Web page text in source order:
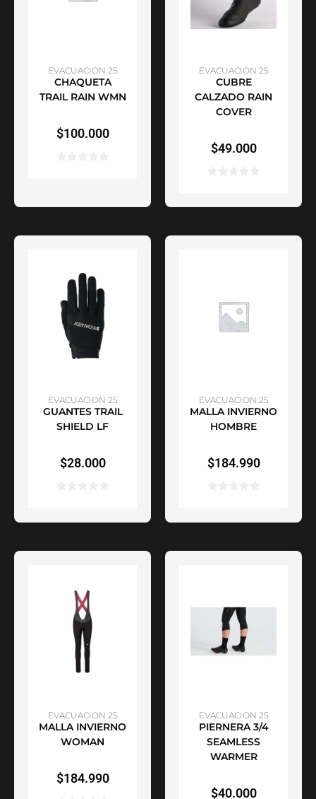
SELECCIONAR
OPCIONES
EVACUACION 25
CHAQUETA
TRAIL RAIN WMN
$100.000
SELECCIONAR
OPCIONES
EVACUACION 25
CUBRE
CALZADO RAIN
COVER
$49.000
SELECCIONAR
OPCIONES
EVACUACION 25
GUANTES TRAIL
SHIELD LF
$28.000
SELECCIONAR
OPCIONES
EVACUACION 25
MALLA INVIERNO
HOMBRE
$184.990
SELECCIONAR
OPCIONES
EVACUACION 25
MALLA INVIERNO
WOMAN
$184.990
SELECCIONAR
OPCIONES
EVACUACION 25
PIERNERA 3/4
SEAMLESS
WARMER
$40.000